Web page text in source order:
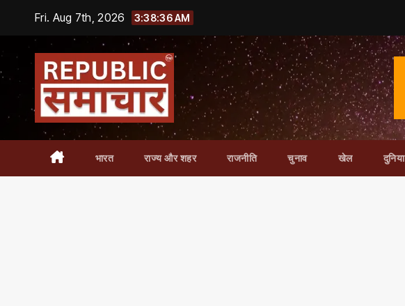
content
Fri. Aug 7th, 2026 3:38:36 AM
भारत राज्य और शहर राजनीति चुनाव खेल दुनिया